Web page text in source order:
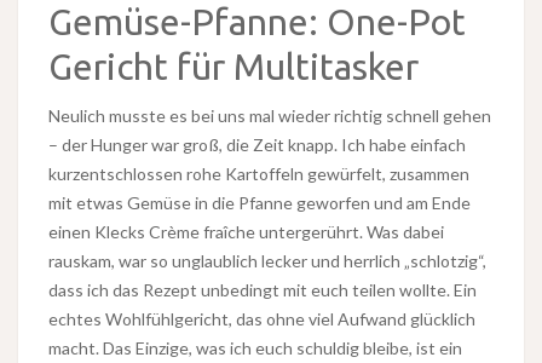
Gemüse-Pfanne: One-Pot
Gericht für Multitasker
Neulich musste es bei uns mal wieder richtig schnell gehen
– der Hunger war groß, die Zeit knapp. Ich habe einfach
kurzentschlossen rohe Kartoffeln gewürfelt, zusammen
mit etwas Gemüse in die Pfanne geworfen und am Ende
einen Klecks Crème fraîche untergerührt. Was dabei
rauskam, war so unglaublich lecker und herrlich „schlotzig“,
dass ich das Rezept unbedingt mit euch teilen wollte. Ein
echtes Wohlfühlgericht, das ohne viel Aufwand glücklich
macht. Das Einzige, was ich euch schuldig bleibe, ist ein